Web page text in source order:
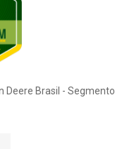
Deere Brasil - Segmento